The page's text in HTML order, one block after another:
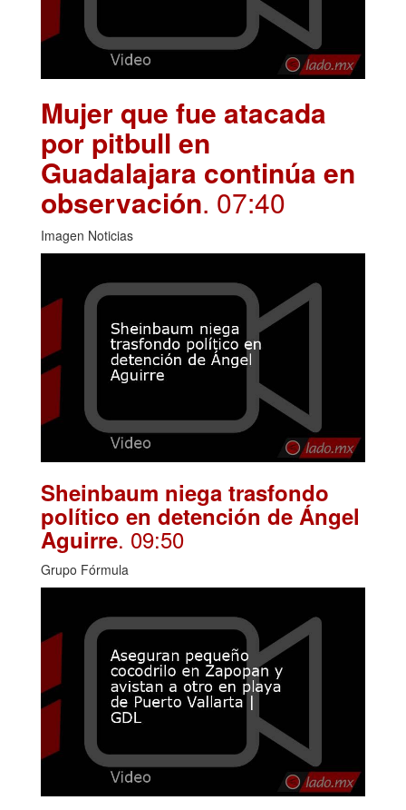
Mujer que fue atacada
por pitbull en
Guadalajara continúa en
observación. 07:40
Imagen Noticias
Sheinbaum niega trasfondo
político en detención de Ángel
Aguirre. 09:50
Grupo Fórmula